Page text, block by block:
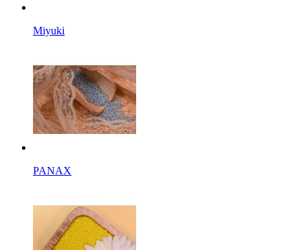
Miyuki
PANAX